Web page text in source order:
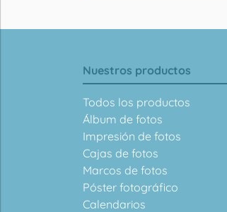
Nuestros productos
Todos los productos
Álbum de fotos
Impresión de fotos
Cajas de fotos
Marcos de fotos
Póster fotográfico
Calendarios